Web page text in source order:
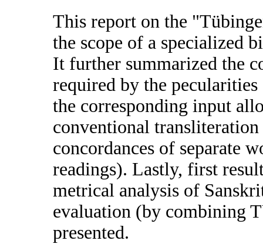
This report on the
the scope of a specialized
It further summarized the
required by the
the corresponding input
conventional
concordances of separate
readings). Lastly, first
metrical analysis of
evaluation (by combining
presented.